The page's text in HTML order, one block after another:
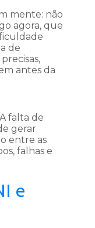
mente: não
agora, que
de
antes da
falta de
gerar
entre as
falhas e
e